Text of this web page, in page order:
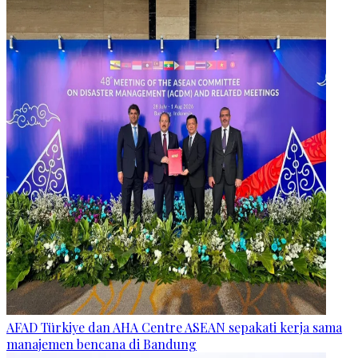
AFAD Türkiye dan AHA Centre ASEAN sepakati kerja sama
manajemen bencana di Bandung